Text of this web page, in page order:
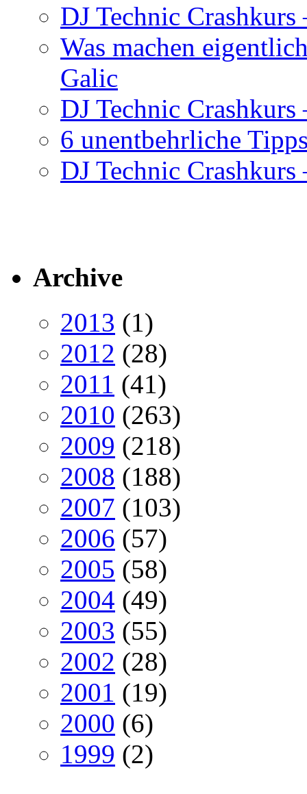
DJ Technic
Was machen
Galic
DJ Technic
6 unentbehrliche
DJ Technic
Archive
2013 (1)
2012 (28)
2011 (41)
2010 (263)
2009 (218)
2008 (188)
2007 (103)
2006 (57)
2005 (58)
2004 (49)
2003 (55)
2002 (28)
2001 (19)
2000 (6)
1999 (2)